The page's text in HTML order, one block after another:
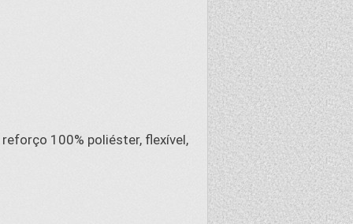
100% poliéster, flexível,